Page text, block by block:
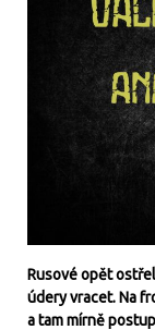
Rusové opět
údery vracet. Na
a tam mírně